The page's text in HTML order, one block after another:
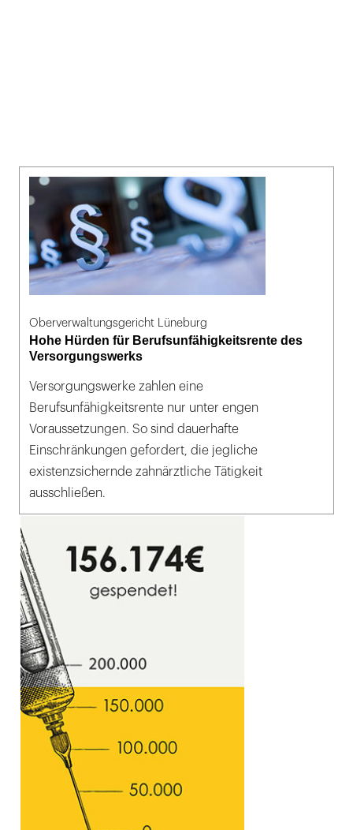
Oberverwaltungsgericht Lüneburg
Hohe Hürden für Berufsunfähigkeitsrente des
Versorgungswerks
Versorgungswerke zahlen eine
Berufsunfähigkeitsrente nur unter engen
Voraussetzungen. So sind dauerhafte
Einschränkungen gefordert, die jegliche
existenzsichernde zahnärztliche Tätigkeit
ausschließen.